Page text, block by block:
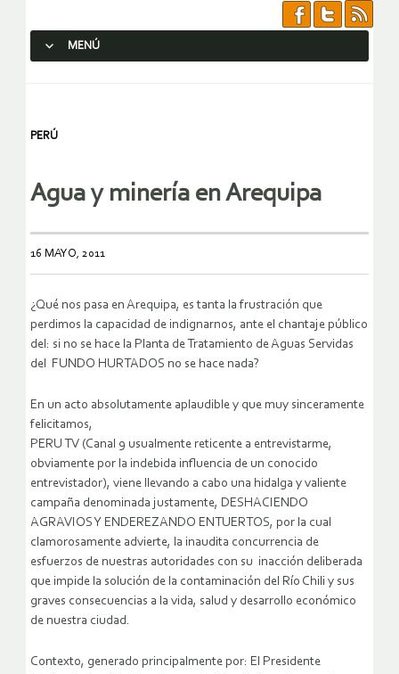
MENÚ
PERÚ
Agua y minería en Arequipa
16 MAYO, 2011
¿Qué nos pasa en Arequipa, es tanta la frustración que
perdimos la capacidad de indignarnos, ante el chantaje público
del: si no se hace la Planta de Tratamiento de Aguas Servidas
del FUNDO HURTADOS no se hace nada?
En un acto absolutamente aplaudible y que muy sinceramente
felicitamos,
PERU TV (Canal 9 usualmente reticente a entrevistarme,
obviamente por la indebida influencia de un conocido
entrevistador), viene llevando a cabo una hidalga y valiente
campaña denominada justamente, DESHACIENDO
AGRAVIOS Y ENDEREZANDO ENTUERTOS, por la cual
clamorosamente advierte, la inaudita concurrencia de
esfuerzos de nuestras autoridades con su inacción deliberada
que impide la solución de la contaminación del Río Chili y sus
graves consecuencias a la vida, salud y desarrollo económico
de nuestra ciudad.
Contexto, generado principalmente por: El Presidente